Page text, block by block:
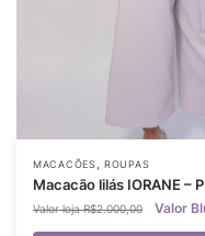
MACACÕES ,ROUPAS
Macacão lilás IORANE – P
R$2.000,00